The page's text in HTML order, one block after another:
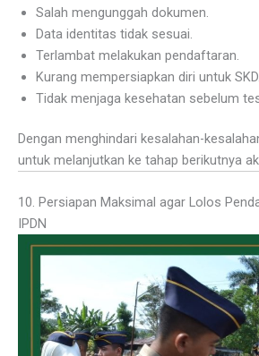
Salah mengunggah dokumen.
Data identitas tidak sesuai.
Terlambat melakukan pendaftaran.
Kurang mempersiapkan diri untuk SKD.
Tidak menjaga kesehatan sebelum
Dengan menghindari kesalahan-
untuk melanjutkan ke tahap berikutnya
10. Persiapan Maksimal agar Lolos
IPDN